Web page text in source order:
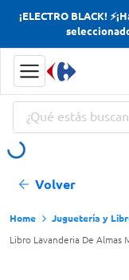
¡ELECTRO BLACK!
¿Qué estás buscando
Volver
Juguetería y
Libro Lavanderia De Almas
Términos
Yerba
Cerveza
Doves
Términos
Yerba
Cerveza
Doves